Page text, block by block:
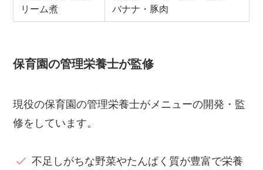
リーム煮
バナナ・豚肉
保育園の管理栄養士が監修
現役の保育園の管理栄養士がメニューの開発・監
修をしています。
不足しがちな野菜やたんぱく質が豊富で栄養